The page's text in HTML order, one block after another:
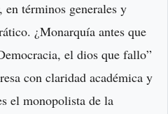
términos generales y
¿Monarquía antes que
el dios que fallo”
con claridad académica y
el monopolista de la